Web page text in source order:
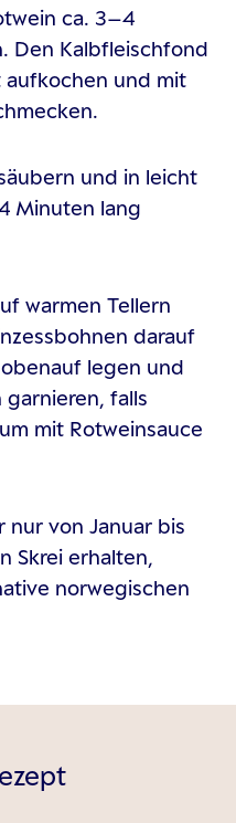
ca. 3–4
Den Kalbfleischfond
aufkochen und mit
und in leicht
Minuten lang
warmen Tellern
darauf
legen und
falls
mit Rotweinsauce
nur von Januar bis
Skrei erhalten,
norwegischen